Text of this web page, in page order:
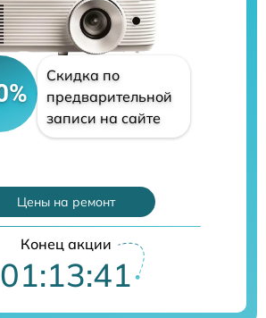
Скидка по
предварительной
записи на сайте
Цены на ремонт
Конец акции
01:13:41